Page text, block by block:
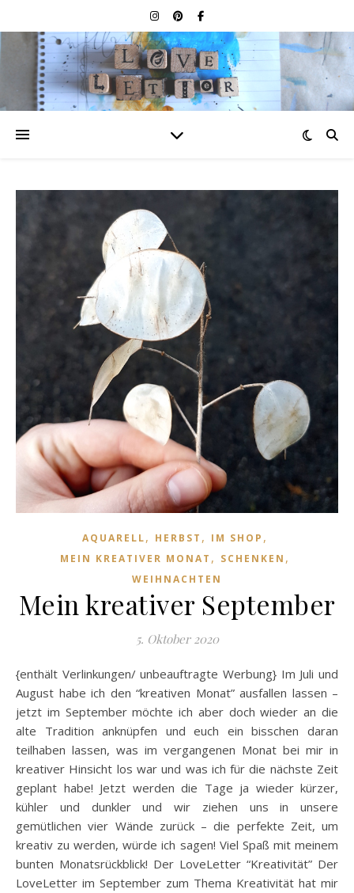
AQUARELL, HERBST , IM SHOP ,
MEIN KREATIVER MONAT , SCHENKEN ,
WEIHNACHTEN
Mein kreativer September
5. Oktober 2020
{enthält Verlinkungen/ unbeauftragte Werbung} Im Juli und
August habe ich den “kreativen Monat” ausfallen lassen –
jetzt im September möchte ich aber doch wieder an die
alte Tradition anknüpfen und euch ein bisschen daran
teilhaben lassen, was im vergangenen Monat bei mir in
kreativer Hinsicht los war und was ich für die nächste Zeit
geplant habe! Jetzt werden die Tage ja wieder kürzer,
kühler und dunkler und wir ziehen uns in unsere
gemütlichen vier Wände zurück – die perfekte Zeit, um
kreativ zu werden, würde ich sagen! Viel Spaß mit meinem
bunten Monatsrückblick! Der LoveLetter “Kreativität” Der
LoveLetter im September zum Thema Kreativität hat mir